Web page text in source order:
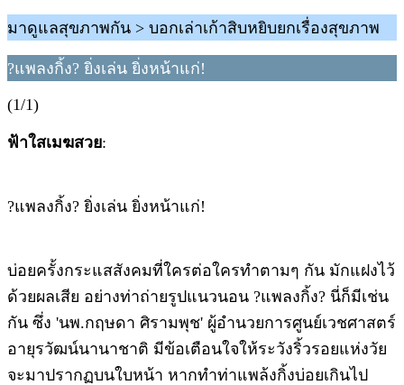
มาดูแลสุขภาพกัน > บอกเล่าเก้าสิบหยิบยกเรื่องสุขภาพ
?แพลงกิ้ง? ยิ่งเล่น ยิ่งหน้าแก่!
(1/1)
ฟ้าใสเมฆสวย:
?แพลงกิ้ง? ยิ่งเล่น ยิ่งหน้าแก่!
บ่อยครั้งกระแสสังคมที่ใครต่อใครทำตามๆ กัน มักแฝงไว้
ด้วยผลเสีย อย่างท่าถ่ายรูปแนวนอน ?แพลงกิ้ง? นี่ก็มีเช่น
กัน ซึ่ง 'นพ.กฤษดา ศิรามพุช' ผู้อำนวยการศูนย์เวชศาสตร์
อายุรวัฒน์นานาชาติ มีข้อเตือนใจให้ระวังริ้วรอยแห่งวัย
จะมาปรากฏบนใบหน้า หากทำท่าแพล้งกิ้งบ่อยเกินไป